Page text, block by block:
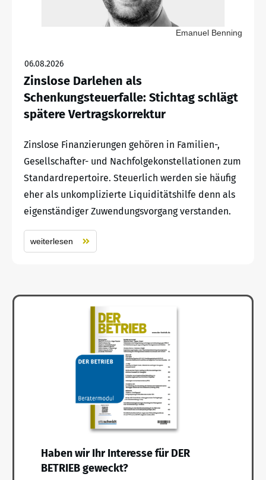
Emanuel Benning
06.08.2026
Zinslose Darlehen als
Schenkungsteuerfalle: Stichtag schlägt
spätere Vertragskorrektur
Zinslose Finanzierungen gehören in Familien-,
Gesellschafter- und Nachfolgekonstellationen zum
Standardrepertoire. Steuerlich werden sie häufig
eher als unkomplizierte Liquiditätshilfe denn als
eigenständiger Zuwendungsvorgang verstanden.
weiterlesen
Haben wir Ihr Interesse für DER
BETRIEB geweckt?